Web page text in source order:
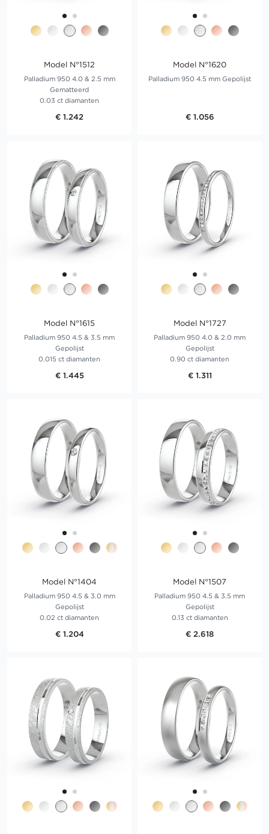
Model N°1512
Palladium 950 4.0 & 2.5 mm
Gematteerd
0.03 ct diamanten
€ 1.242
Model N°1620
Palladium 950 4.5 mm Gepolijst
€ 1.056
Model N°1615
Palladium 950 4.5 & 3.5 mm
Gepolijst
0.015 ct diamanten
€ 1.445
Model N°1727
Palladium 950 4.0 & 2.0 mm
Gepolijst
0.90 ct diamanten
€ 1.311
Model N°1404
Palladium 950 4.5 & 3.0 mm
Gepolijst
0.02 ct diamanten
€ 1.204
Model N°1507
Palladium 950 4.5 & 3.5 mm
Gepolijst
0.13 ct diamanten
€ 2.618